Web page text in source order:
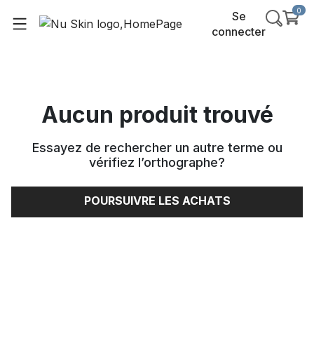
Se
connecter
0
Aucun produit trouvé
Essayez de rechercher un autre terme ou
vérifiez l’orthographe?
POURSUIVRE LES ACHATS